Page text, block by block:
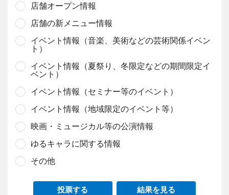
店舗オープン情報
店舗の新メニュー情報
イベント情報（音楽、美術などの芸術関係イベン
ト）
イベント情報（夏祭り、冬限定などの期間限定イ
ベント）
イベント情報（セミナー等のイベント）
イベント情報（地域限定のイベント等）
映画・ミュージカル等の公演情報
ゆるキャラに関する情報
その他
投票する 結果を見る